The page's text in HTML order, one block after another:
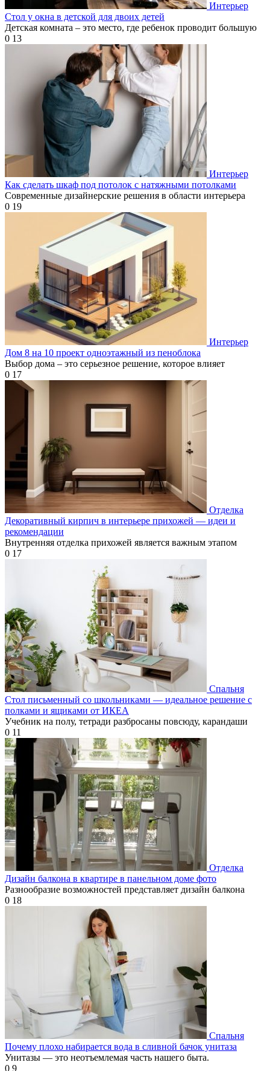
Интерьер
Стол у окна в детской для двоих детей
Детская комната – это место, где ребенок проводит большую
0 13
Интерьер
Как сделать шкаф под потолок с натяжными потолками
Современные дизайнерские решения в области интерьера
0 19
Интерьер
Дом 8 на 10 проект одноэтажный из пеноблока
Выбор дома – это серьезное решение, которое влияет
0 17
Отделка
Декоративный кирпич в интерьере прихожей — идеи и
рекомендации
Внутренняя отделка прихожей является важным этапом
0 17
Спальня
Стол письменный со школьниками — идеальное решение с
полками и ящиками от ИКЕА
Учебник на полу, тетради разбросаны повсюду, карандаши
0 11
Отделка
Дизайн балкона в квартире в панельном доме фото
Разнообразие возможностей представляет дизайн балкона
0 18
Спальня
Почему плохо набирается вода в сливной бачок унитаза
Унитазы — это неотъемлемая часть нашего быта.
0 9